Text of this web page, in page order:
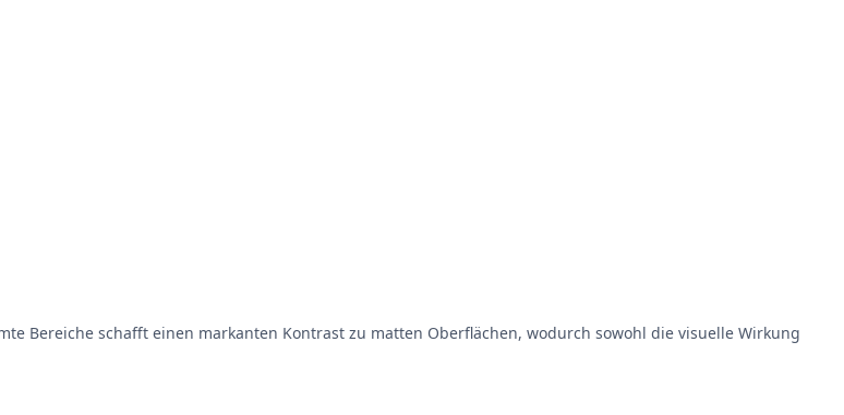
Bereiche schafft einen markanten Kontrast zu matten Oberflächen, wodurch sowohl die visuelle Wirkung